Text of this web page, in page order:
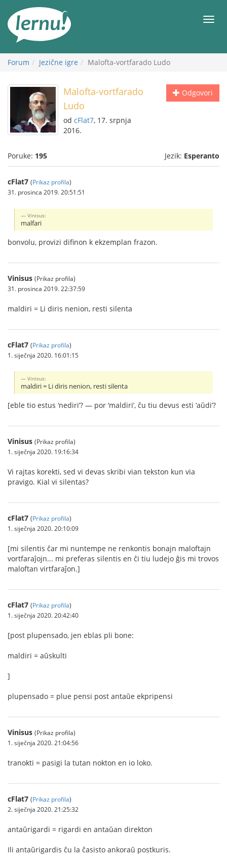
Meni
Forum Jezične igre Malofta-vortfarado Ludo
Odgovori
Malofta-vortfarado
Ludo
od cFlat7, 17. srpnja
2016.
Poruke: 195 Jezik: Esperanto
cFlat7 (Prikaz profila)
31. prosinca 2019. 20:51:51
Vinisus:
malfari
bonvolu, provizi difinon k ekzemplan frazon.
Vinisus (Prikaz profila)
31. prosinca 2019. 22:37:59
maldiri = Li diris nenion, resti silenta
cFlat7 (Prikaz profila)
1. siječnja 2020. 16:01:15
Vinisus:
maldiri = Li diris nenion, resti silenta
[eble tio estus ‘nediri’? — por ‘maldiri’, ĉu tiu devus esti ‘aŭdi’?
Vinisus (Prikaz profila)
1. siječnja 2020. 19:16:34
Vi rajtas korekti, sed vi devas skribi vian tekston kun via
pravigo. Kial vi silentas?
cFlat7 (Prikaz profila)
1. siječnja 2020. 20:10:09
[mi silentis ĉar mi nuntempe ne renkontis bonajn maloftajn
vortfaraĵojn... mi preferas silentis en ĉi tiu ludejo ĝis mi trovos
maloftan virtfaraĵon.]
cFlat7 (Prikaz profila)
1. siječnja 2020. 20:42:40
[post plupensado, jen eblas pli bone:
maldiri = aŭskulti
]
plupensado = plue pensi post antaŭe ekpripensi
Vinisus (Prikaz profila)
1. siječnja 2020. 21:04:56
tranokti = pasigi la tutan nokton en io loko.
cFlat7 (Prikaz profila)
2. siječnja 2020. 21:25:32
antaŭrigardi = rigardi en antaŭan direkton
Ili antaŭrigardis ĉu la ĉasisto ankoraŭ postkuris.